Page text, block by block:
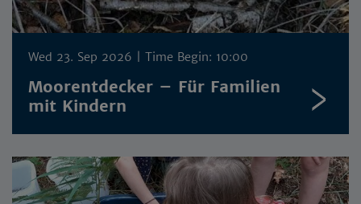
Wed 23. Sep 2026 | Time Begin: 10:00
Moorentdecker – Für Familien
mit Kindern